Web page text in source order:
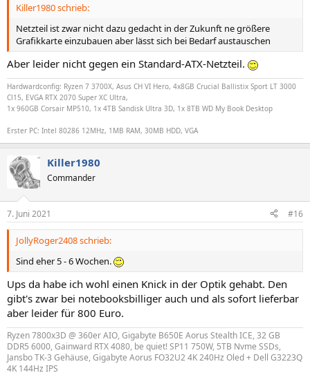
Killer1980 schrieb:
Netzteil ist zwar nicht dazu gedacht in der Zukunft ne größere
Grafikkarte einzubauen aber lässt sich bei Bedarf austauschen
Aber leider nicht gegen ein Standard-ATX-Netzteil.
Hardwardconfig: Ryzen 7 3700X, Asus CH VI Hero, 4x8GB Crucial Ballistix Sport LT 3000
Cl15, EVGA RTX 2070 Super XC Ultra,
1x 960GB Corsair MP510, 1x 4TB Sandisk Ultra 3D, 1x 8TB WD My Book Desktop
Erster PC: Intel 80286 12MHz, 1MB RAM, 30MB HDD, VGA
Killer1980
Commander
7. Juni 2021 #16
JollyRoger2408 schrieb:
Sind eher 5 - 6 Wochen.
Ups da habe ich wohl einen Knick in der Optik gehabt. Den
gibt's zwar bei notebooksbilliger auch und als sofort lieferbar
aber leider für 800 Euro.
Ryzen 7800x3D @ 360er AIO, Gigabyte B650E Aorus Stealth ICE, 32 GB
DDR5 6000, Gainward RTX 4080, be quiet! SP11 750W, 5TB Nvme SSDs,
Jansbo TK-3 Gehäuse, Gigabyte Aorus FO32U2 4K 240Hz Oled + Dell G3223Q
4K 144Hz IPS